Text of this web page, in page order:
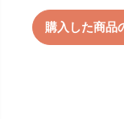
購入した商品